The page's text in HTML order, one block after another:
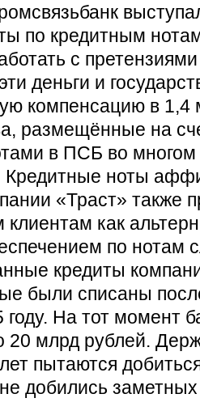
по кредитным
с
деньги и
компенсацию в
размещённые на
в ПСБ во
Кредитные ноты
«Траст» также
клиентам как
по нотам
кредиты
были списаны
На тот момент
20 млрд рублей.
пытаются
добились